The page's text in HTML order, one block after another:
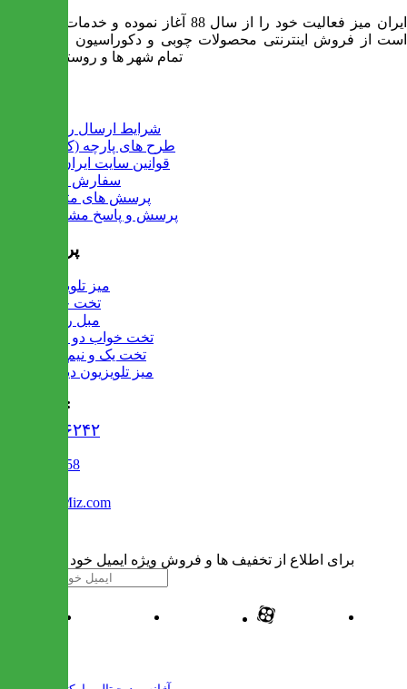
ایران میز فعالیت خود را از سال 88 آغاز نموده و خدمات آن عبارت
است از فروش اینترنتی محصولات چوبی و دکوراسیون و ارسال به
تمام شهر ها و روستاهای کشور
شرایط ارسال رایگان
طرح های پارچه (کالیته)
قوانین سایت ایران میز
سفارش عمده
پرسش های متداول
پرسش و پاسخ مشتریان
پرفروش ها
میز تلویزیون
تخت خواب
مبل راحتی
تخت خواب دو طبقه
تخت یک و نیم نفره
میز تلویزیون دیواری
تماس با ما :
۰۲۱۹۱۳۰۶۲۴۲
02122509458
Info@IranMiz.com
برای اطلاع از تخفیف ها و فروش ویژه ایمیل خود را وارد کنید